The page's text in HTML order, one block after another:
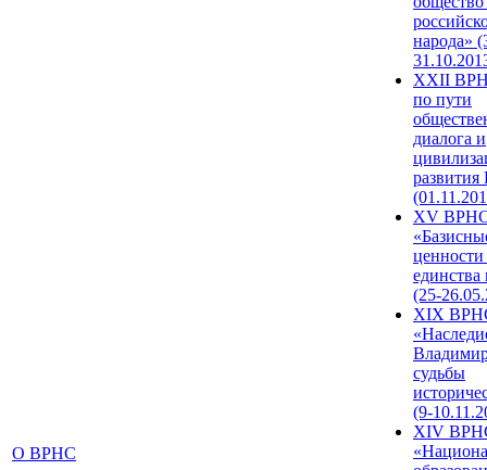
О ВРНС
народа»
XXII
по пути
диалога и
развития
XV
единства
(25-
XIX
судьбы
(9-
XIV